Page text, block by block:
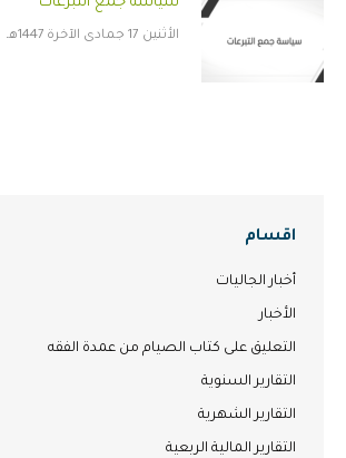
الأثنين 17 جمادى الآخرة 1447هـ
اقسام
أخبار الجاليات
الأخبار
التعليق على كتاب الصيام من عمدة الفقه
التقارير السنوية
التقارير الشهرية
التقارير المالية الربعية